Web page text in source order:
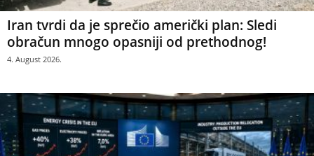
Iran tvrdi da je sprečio američki plan: Sledi
obračun mnogo opasniji od prethodnog!
4. August 2026.